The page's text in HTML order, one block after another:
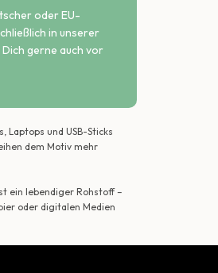
oder EU-
in unserer
gerne auch vor
Laptops und USB-Sticks
dem Motiv mehr
ein lebendiger Rohstoff –
oder digitalen Medien